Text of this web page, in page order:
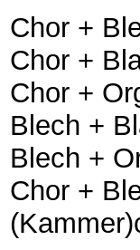
Chor +
Chor +
Chor +
Blech +
Blech +
Chor +